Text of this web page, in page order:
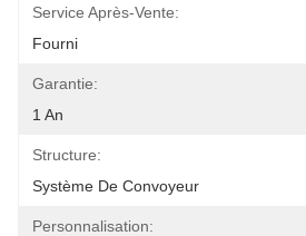
Service Après-Vente:
Fourni
Garantie:
1 An
Structure:
Système De Convoyeur
Personnalisation: